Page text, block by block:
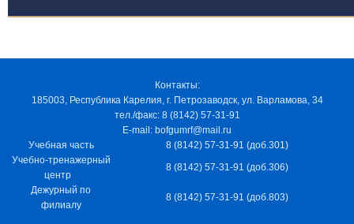
Контакты:
185003, Республика Карелия, г. Петрозаводск, ул. Варламова, 34
тел./факс: 8 (8142) 57-31-91
E-mail: bofgumrf@mail.ru
Учебная часть
8 (8142) 57-31-91 (доб.301)
Учебно-тренажерный
центр
8 (8142) 57-31-91 (доб.306)
Дежурный по
филиалу
8 (8142) 57-31-91 (доб.803)